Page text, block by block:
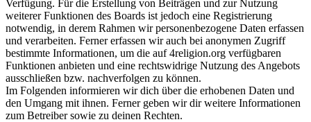
Verfügung. Für die Erstellung von Beiträgen und zur Nutzung
weiterer Funktionen des Boards ist jedoch eine Registrierung
notwendig, in derem Rahmen wir personenbezogene Daten erfassen
und verarbeiten. Ferner erfassen wir auch bei anonymen Zugriff
bestimmte Informationen, um die auf 4religion.org verfügbaren
Funktionen anbieten und eine rechtswidrige Nutzung des Angebots
ausschließen bzw. nachverfolgen zu können.
Im Folgenden informieren wir dich über die erhobenen Daten und
den Umgang mit ihnen. Ferner geben wir dir weitere Informationen
zum Betreiber sowie zu deinen Rechten.